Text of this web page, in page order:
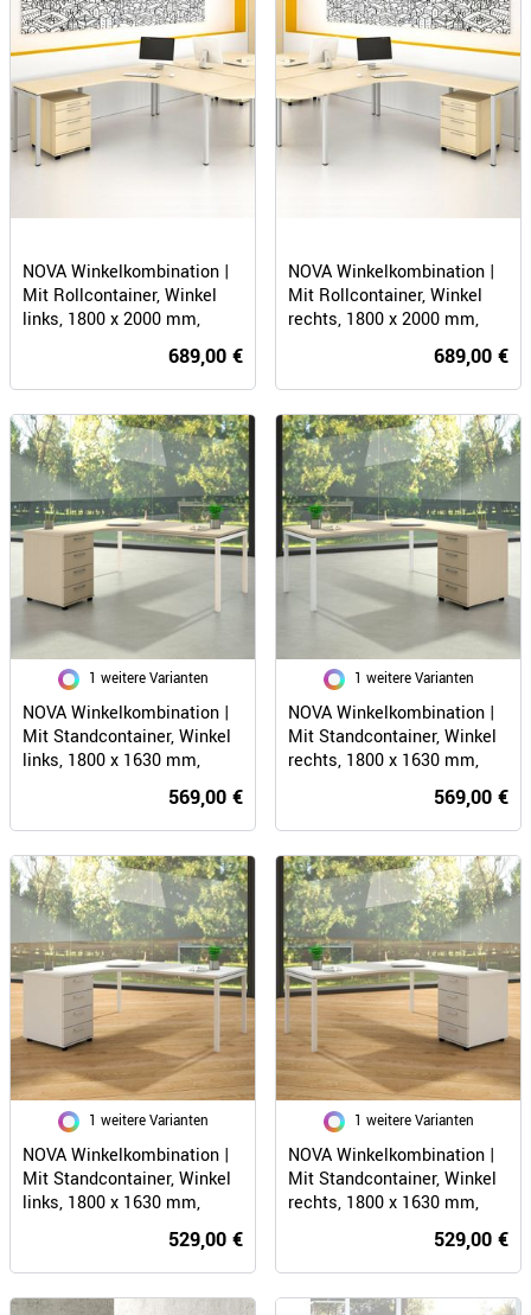
NOVA Winkelkombination |
Mit Rollcontainer, Winkel
links, 1800 x 2000 mm,
689,00 €
NOVA Winkelkombination |
Mit Rollcontainer, Winkel
rechts, 1800 x 2000 mm,
689,00 €
1 weitere Varianten
NOVA Winkelkombination |
Mit Standcontainer, Winkel
links, 1800 x 1630 mm,
569,00 €
1 weitere Varianten
NOVA Winkelkombination |
Mit Standcontainer, Winkel
rechts, 1800 x 1630 mm,
569,00 €
1 weitere Varianten
NOVA Winkelkombination |
Mit Standcontainer, Winkel
links, 1800 x 1630 mm,
529,00 €
1 weitere Varianten
NOVA Winkelkombination |
Mit Standcontainer, Winkel
rechts, 1800 x 1630 mm,
529,00 €